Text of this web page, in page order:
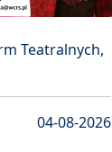
Teatralnych,
04-08-2026